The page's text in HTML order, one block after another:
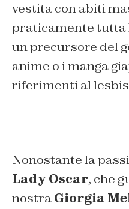
vestita con abiti
praticamente tutta
un precursore del
anime o i manga
riferimenti al
Nonostante la
Lady Oscar, che
nostraGiorgia